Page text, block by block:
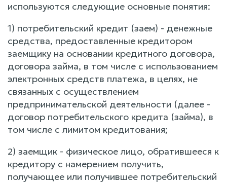
используются следующие основные понятия:
1) потребительский кредит (заем) - денежные
средства, предоставленные кредитором
заемщику на основании кредитного договора,
договора займа, в том числе с использованием
электронных средств платежа, в целях, не
связанных с осуществлением
предпринимательской деятельности (далее -
договор потребительского кредита (займа), в
том числе с лимитом кредитования;
2) заемщик - физическое лицо, обратившееся к
кредитору с намерением получить,
получающее или получившее потребительский